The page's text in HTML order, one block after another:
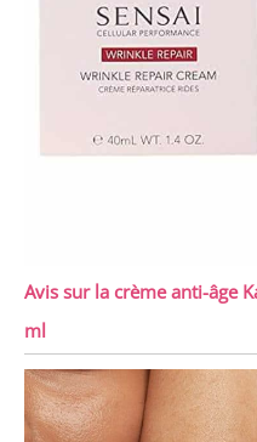
Avis sur la crème anti-âge
ml